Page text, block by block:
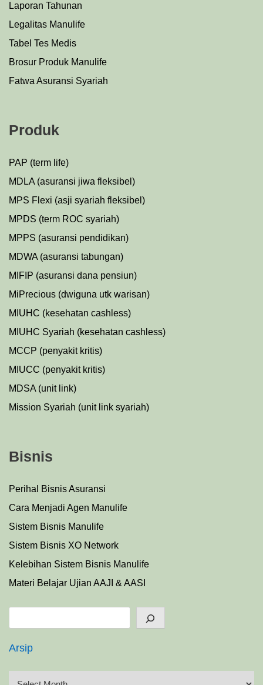
Laporan Tahunan
Legalitas Manulife
Tabel Tes Medis
Brosur Produk Manulife
Fatwa Asuransi Syariah
Produk
PAP (term life)
MDLA (asuransi jiwa fleksibel)
MPS Flexi (asji syariah fleksibel)
MPDS (term ROC syariah)
MPPS (asuransi pendidikan)
MDWA (asuransi tabungan)
MIFIP (asuransi dana pensiun)
MiPrecious (dwiguna utk warisan)
MIUHC (kesehatan cashless)
MIUHC Syariah (kesehatan cashless)
MCCP (penyakit kritis)
MIUCC (penyakit kritis)
MDSA (unit link)
Mission Syariah (unit link syariah)
Bisnis
Perihal Bisnis Asuransi
Cara Menjadi Agen Manulife
Sistem Bisnis Manulife
Sistem Bisnis XO Network
Kelebihan Sistem Bisnis Manulife
Materi Belajar Ujian AAJI & AASI
Arsip